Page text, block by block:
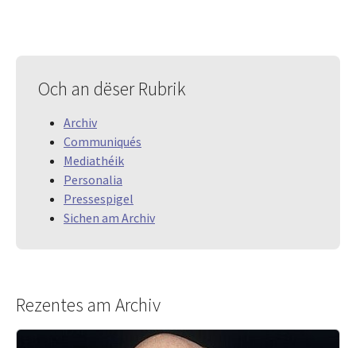
Och an dëser Rubrik
Archiv
Communiqués
Mediathéik
Personalia
Pressespigel
Sichen am Archiv
Rezentes am Archiv